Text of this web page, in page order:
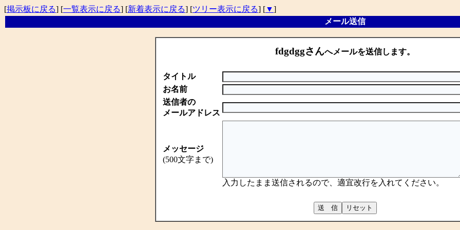
[掲示板に戻る] [一覧表示に戻る] [新着表示に戻る] [ツリー表示に戻る] [▼]
メール送信
fdgdggさんへメールを送信します。
タイトル
お名前
送信者の
メールアドレス
メッセージ
(500文字まで)
入力したまま送信されるので、適宜改行を入れてください。